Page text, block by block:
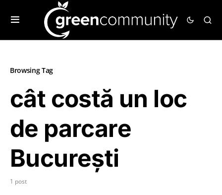
Browsing Tag
cât costă un loc
de parcare
București
1 post